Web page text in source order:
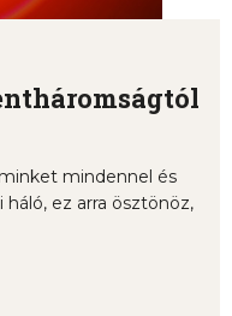
mindennel és
ez arra ösztönöz,